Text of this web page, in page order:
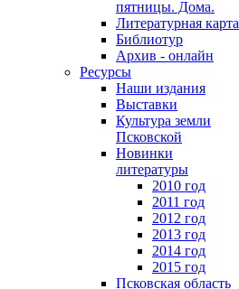
пятницы. Дома.
Литературная карта
Библиотур
Архив - онлайн
Ресурсы
Наши издания
Выставки
Культура земли
Псковской
Новинки
литературы
2010 год
2011 год
2012 год
2013 год
2014 год
2015 год
Псковская область